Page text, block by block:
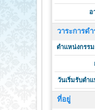
อ
วาระการด
ตำแหน่งกรร
วันเริ่มรับตำ
ที่อยู่